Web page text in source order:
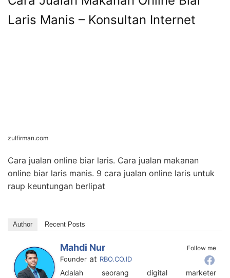
Laris Manis – Konsultan Internet
zulfirman.com
Cara jualan online biar laris. Cara jualan makanan
online biar laris manis. 9 cara jualan online laris untuk
raup keuntungan berlipat
Author Recent Posts
Follow me
Mahdi Nur
Founder at RBO.CO.ID
Adalah seorang digital marketer